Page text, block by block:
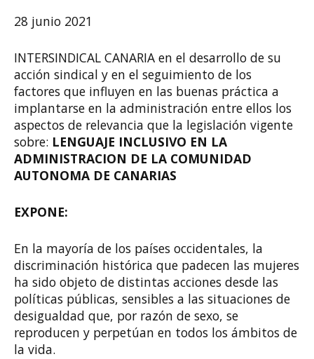
28 junio 2021
INTERSINDICAL CANARIA en el desarrollo de su
acción sindical y en el seguimiento de los
factores que influyen en las buenas práctica a
implantarse en la administración entre ellos los
aspectos de relevancia que la legislación vigente
sobre: LENGUAJE INCLUSIVO EN LA
ADMINISTRACION DE LA COMUNIDAD
AUTONOMA DE CANARIAS
EXPONE:
En la mayoría de los países occidentales, la
discriminación histórica que padecen las mujeres
ha sido objeto de distintas acciones desde las
políticas públicas, sensibles a las situaciones de
desigualdad que, por razón de sexo, se
reproducen y perpetúan en todos los ámbitos de
la vida.